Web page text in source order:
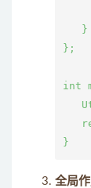
   }
};
int
全局